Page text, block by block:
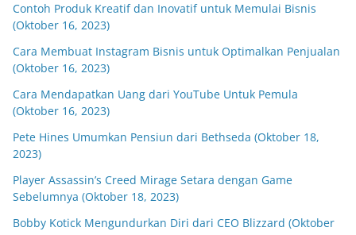
Contoh Produk Kreatif dan Inovatif untuk Memulai Bisnis
(Oktober 16, 2023)
Cara Membuat Instagram Bisnis untuk Optimalkan Penjualan
(Oktober 16, 2023)
Cara Mendapatkan Uang dari YouTube Untuk Pemula
(Oktober 16, 2023)
Pete Hines Umumkan Pensiun dari Bethseda (Oktober 18,
2023)
Player Assassin’s Creed Mirage Setara dengan Game
Sebelumnya (Oktober 18, 2023)
Bobby Kotick Mengundurkan Diri dari CEO Blizzard (Oktober